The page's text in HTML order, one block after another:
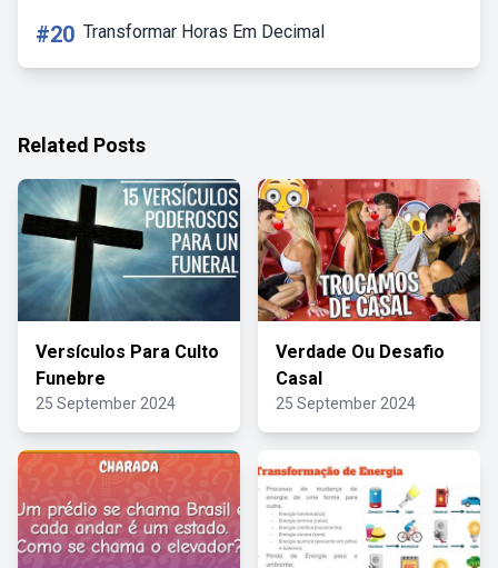
#20 Transformar Horas Em Decimal
Related Posts
Versículos Para Culto
Funebre
25 September 2024
Verdade Ou Desafio
Casal
25 September 2024